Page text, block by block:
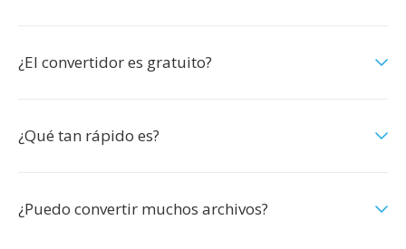
¿El convertidor es gratuito?
¿Qué tan rápido es?
¿Puedo convertir muchos archivos?